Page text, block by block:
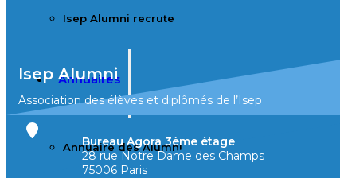
Isep Alumni recrute
Annuaires
Annuaire des Alumni
Isep Alumni
Association des élèves et diplômés de l’Isep
Bureau Agora 3ème étage
28 rue Notre Dame des Champs
75006 Paris